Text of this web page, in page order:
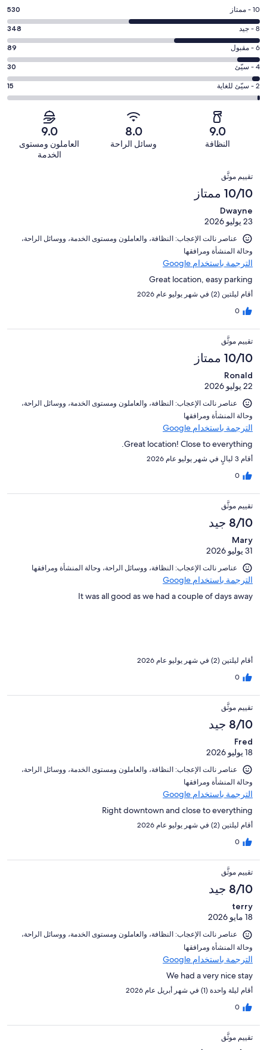
درجة
التصنيف
10
-
ممتاز.
530
من
أصل
10 - ممتاز 530
درجة
التصنيف
8
-
جيد.
348
8 - جيد 348
درجة
التصنيف
6
-
مقبول.
تقييمات
النزلاء
6 - مقبول 89
درجة
التصنيف
4
من
تقييمات
4 - سيّئ 30
درجة
التصنيف
من
أصل
1012
من
تقييمات
النزلاء
2 - سيّئ للغاية 15
9.0
النظافة
8.0
وسائل الراحة
9.0
العاملون ومستوى
الخدمة
التقييمات
تقييم موثَّق
10/10 ممتاز
Dwayne
23 يوليو 2026
عناصر نالت الإعجاب: ⁦النظافة⁩، و⁦العاملون ومستوى الخدمة⁩، و⁦وسائل الراحة⁩،
و⁦حالة المنشأة ومرافقها⁩
الترجمة باستخدام Google
Great location, easy parking
أقام ليلتين (2) في شهر يوليو عام 2026
0
تقييم موثَّق
10/10 ممتاز
Ronald
22 يوليو 2026
عناصر نالت الإعجاب: ⁦النظافة⁩، و⁦العاملون ومستوى الخدمة⁩، و⁦وسائل الراحة⁩،
و⁦حالة المنشأة ومرافقها⁩
الترجمة باستخدام Google
Great location! Close to everything.
أقام 3 ليالٍ في شهر يوليو عام 2026
0
تقييم موثَّق
8/10 جيد
Mary
31 يوليو 2026
عناصر نالت الإعجاب: ⁦النظافة⁩، و⁦وسائل الراحة⁩، و⁦حالة المنشأة ومرافقها⁩
الترجمة باستخدام Google
It was all good as we had a couple of days away
أقام ليلتين (2) في شهر يوليو عام 2026
0
تقييم موثَّق
8/10 جيد
Fred
18 يوليو 2026
عناصر نالت الإعجاب: ⁦النظافة⁩، و⁦العاملون ومستوى الخدمة⁩، و⁦وسائل الراحة⁩،
و⁦حالة المنشأة ومرافقها⁩
الترجمة باستخدام Google
Right downtown and close to everything
أقام ليلتين (2) في شهر يوليو عام 2026
0
تقييم موثَّق
8/10 جيد
terry
18 مايو 2026
عناصر نالت الإعجاب: ⁦النظافة⁩، و⁦العاملون ومستوى الخدمة⁩، و⁦وسائل الراحة⁩،
و⁦حالة المنشأة ومرافقها⁩
الترجمة باستخدام Google
We had a very nice stay
أقام ليلة واحدة (1) في شهر أبريل عام 2026
0
تقييم موثَّق